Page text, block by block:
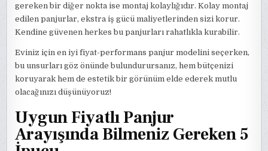
gereken bir diğer nokta ise montaj kolaylığıdır. Kolay montaj
edilen panjurlar, ekstra iş gücü maliyetlerinden sizi korur.
Kendine güvenen herkes bu panjurları rahatlıkla kurabilir.
Eviniz için en iyi fiyat-performans panjur modelini seçerken,
bu unsurları göz önünde bulundurursanız, hem bütçenizi
koruyarak hem de estetik bir görünüm elde ederek mutlu
olacağınızı düşünüyoruz!
Uygun Fiyatlı Panjur
Arayışında Bilmeniz Gereken 5